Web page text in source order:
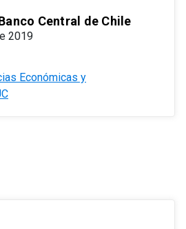
Central de Chile
2019
Económicas y